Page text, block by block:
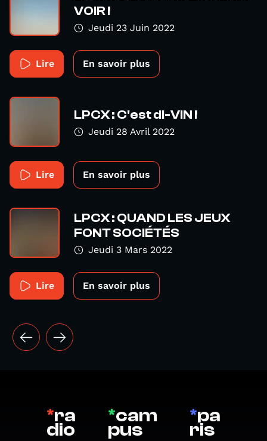
VOIR !
Jeudi 23 Juin 2022
Lire En savoir plus
LPCX : C'est di-VIN !
Jeudi 28 Avril 2022
Lire En savoir plus
LPCX : QUAND LES JEUX
FONT SOCIÉTÉS
Jeudi 3 Mars 2022
Lire En savoir plus
*ra
dio
*cam
pus
*pa
ris